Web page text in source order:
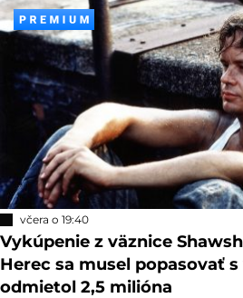
včera o 19:40
Vykúpenie z väznice
Herec sa musel popasovať
odmietol 2,5 milióna